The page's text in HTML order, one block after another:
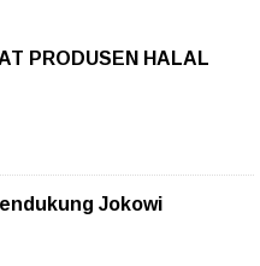
PRODUSEN HALAL
Jokowi